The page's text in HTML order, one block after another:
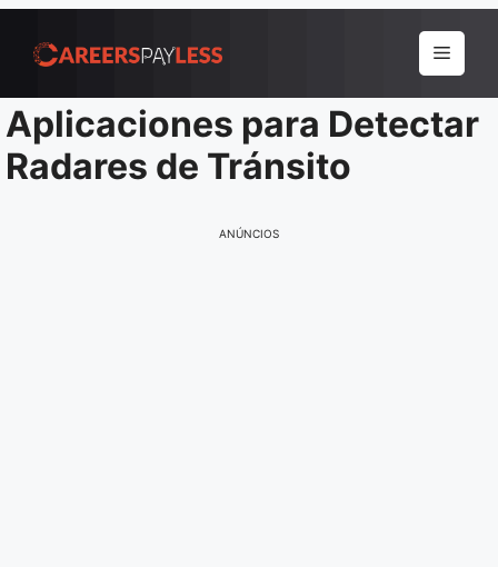
para
conteúdo
Menu
Aplicaciones para Detectar
Radares de Tránsito
ANÚNCIOS